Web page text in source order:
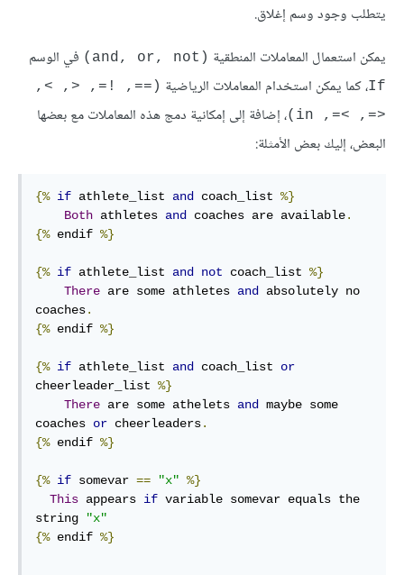
يتطلب وجود وسم إغلاق.
يمكن استعمال المعاملات المنطقية (and, or, not) في الوسم
If، كما يمكن استخدام المعاملات الرياضية
<=, >=, in)
، إضافة إلى إمكانية دمج هذه المعاملات مع بعضها
البعض، إليك بعض اﻷمثلة:
{% if athlete_list and coach_list %}
Both athletes and coaches are available.
{% endif %}
{% if athlete_list and not coach_list %}
There are some athletes and
absolutely no
coaches.
{% endif %}
{% if athlete_list and coach_list or
cheerleader_list %}
There are some athelets and
maybe some
coaches or cheerleaders.
{% endif %}
{% if somevar == "x" %}
This appears if variable somevar equals the
string
"x"
{% endif %}